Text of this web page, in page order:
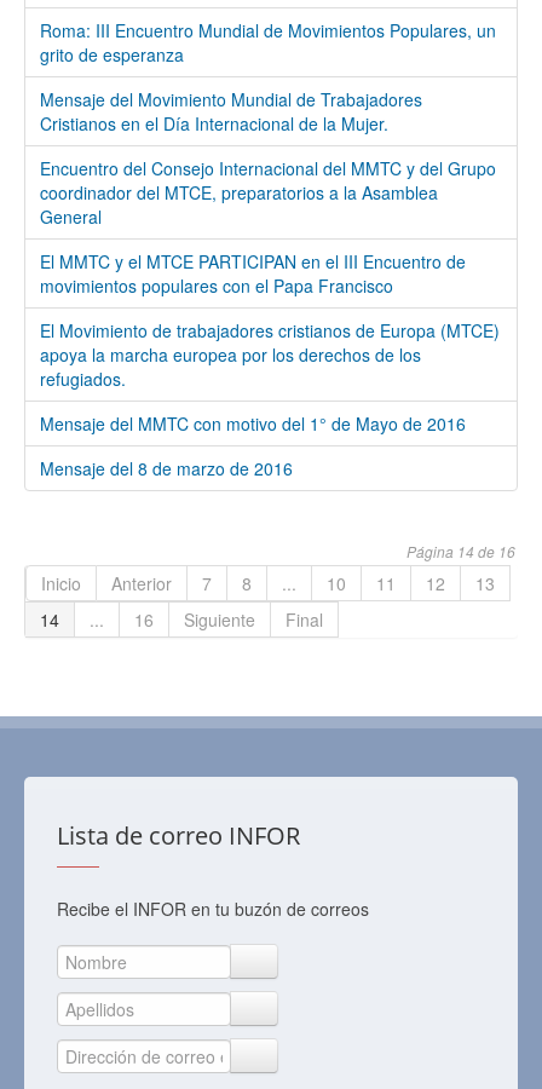
Roma: III Encuentro Mundial de Movimientos Populares, un
grito de esperanza
Mensaje del Movimiento Mundial de Trabajadores
Cristianos en el Día Internacional de la Mujer.
Encuentro del Consejo Internacional del MMTC y del Grupo
coordinador del MTCE, preparatorios a la Asamblea
General
El MMTC y el MTCE PARTICIPAN en el III Encuentro de
movimientos populares con el Papa Francisco
El Movimiento de trabajadores cristianos de Europa (MTCE)
apoya la marcha europea por los derechos de los
refugiados.
Mensaje del MMTC con motivo del 1° de Mayo de 2016
Mensaje del 8 de marzo de 2016
Página 14 de 16
Inicio Anterior 7 8 ... 10 11 12
13
14
... 16 Siguiente Final
Lista de correo INFOR
Recibe el INFOR en tu buzón de correos